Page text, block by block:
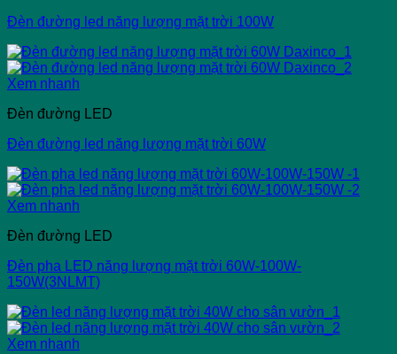
Đèn đường led năng lượng mặt trời 100W
Xem nhanh
Đèn đường LED
Đèn đường led năng lượng mặt trời 60W
Xem nhanh
Đèn đường LED
Đèn pha LED năng lượng mặt trời 60W-100W-
150W(3NLMT)
Xem nhanh